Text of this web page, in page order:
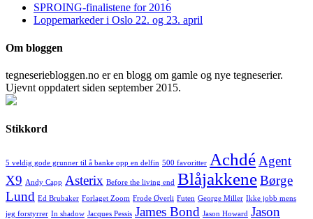
SPROING-finalistene for 2016
Loppemarkeder i Oslo 22. og 23. april
Om bloggen
tegneseriebloggen.no er en blogg om gamle og nye tegneserier.
Ujevnt oppdatert siden september 2015.
Stikkord
5 veldig gode grunner til å banke opp en delfin 500 favoritter AchdéAgent
X9 Andy Capp Asterix Before the living end BlåjakkeneBørge
Lund Ed Brubaker Forlaget Zoom Frode Øverli Futen George Miller Ikke jobb mens
jeg forstyrrer In shadow Jacques Pessis James Bond Jason Howard Jason